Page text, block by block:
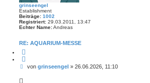
grinseengel
Establishment
Beiträge: 1002
Registriert: 29.03.2011, 13:47
Echter Name:Andreas
RE: AQUARIUM-MESSE
iBvon grinseengel» 26.06.2026, 11:10